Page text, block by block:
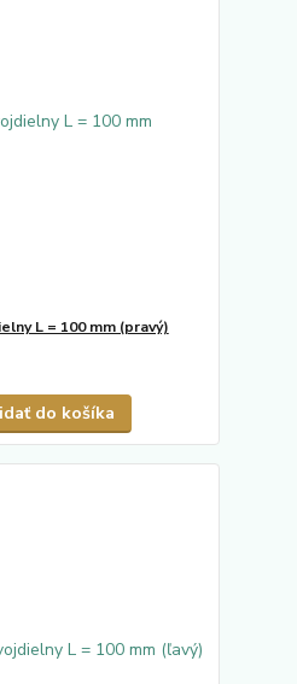
L = 100 mm (pravý)
do košíka